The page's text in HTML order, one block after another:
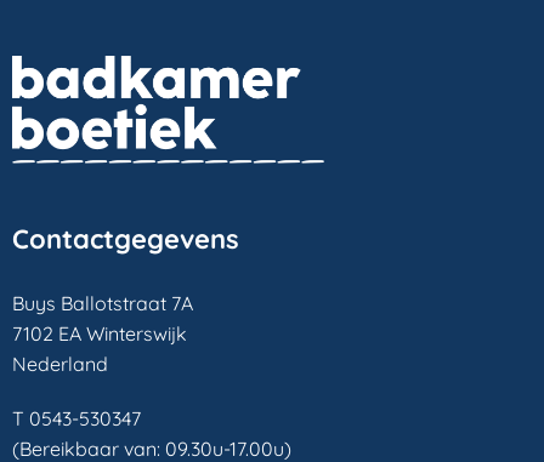
Contactgegevens
Buys Ballotstraat 7A
7102 EA Winterswijk
Nederland
T 0543-530347
(Bereikbaar van: 09.30u-17.00u)